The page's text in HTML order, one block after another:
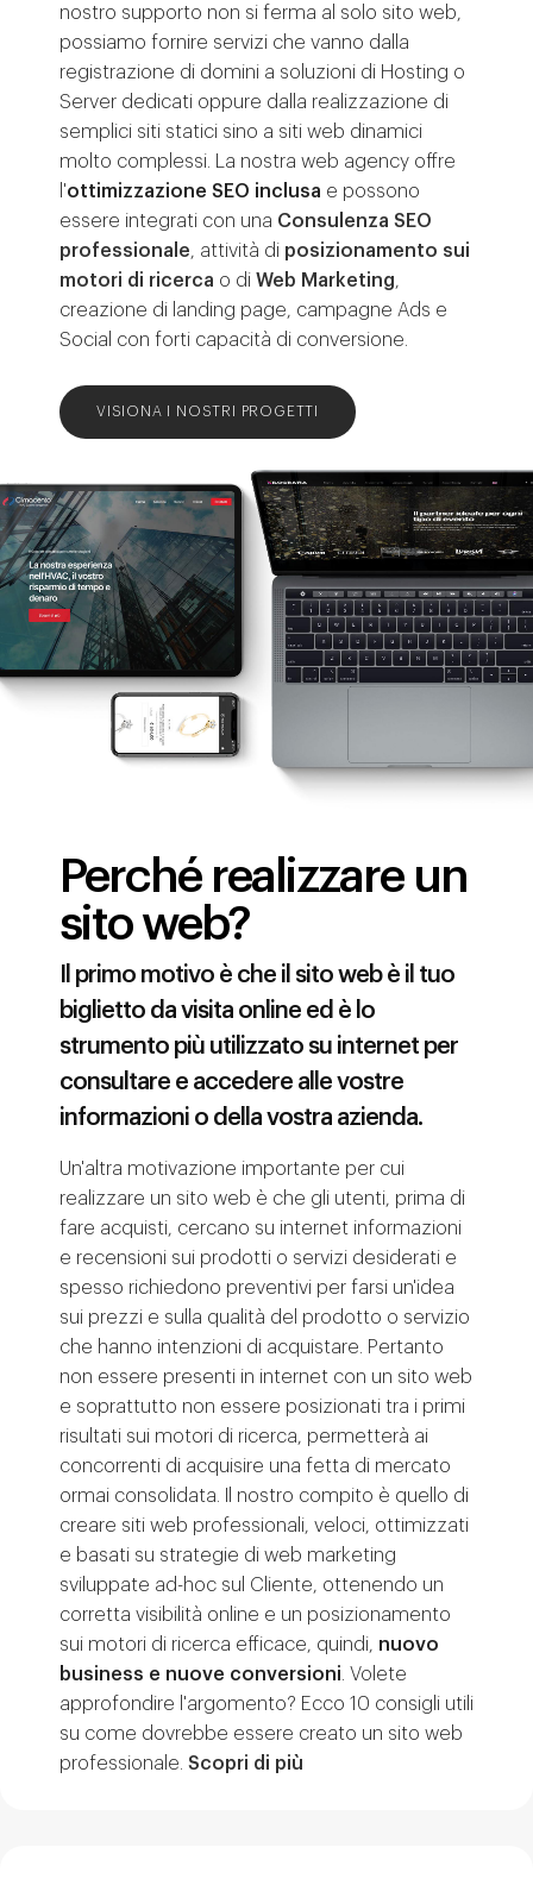
nostro supporto non si ferma al solo sito web,
possiamo fornire servizi che vanno dalla
registrazione di domini a soluzioni di Hosting o
Server dedicati oppure dalla realizzazione di
semplici siti statici sino a siti web dinamici
molto complessi. La nostra web agency offre
l'ottimizzazione SEO inclusa e possono
essere integrati con una Consulenza SEO
professionale, attività di posizionamento sui
motori di ricerca o di Web Marketing,
creazione di landing page, campagne Ads e
Social con forti capacità di conversione.
VISIONA I NOSTRI PROGETTI
Perché realizzare un
sito web?
Il primo motivo è che il sito web è il tuo
biglietto da visita online ed è lo
strumento più utilizzato su internet per
consultare e accedere alle vostre
informazioni o della vostra azienda.
Un'altra motivazione importante per cui
realizzare un sito web è che gli utenti, prima di
fare acquisti, cercano su internet informazioni
e recensioni sui prodotti o servizi desiderati e
spesso richiedono preventivi per farsi un'idea
sui prezzi e sulla qualità del prodotto o servizio
che hanno intenzioni di acquistare. Pertanto
non essere presenti in internet con un sito web
e soprattutto non essere posizionati tra i primi
risultati sui motori di ricerca, permetterà ai
concorrenti di acquisire una fetta di mercato
ormai consolidata. Il nostro compito è quello di
creare siti web professionali, veloci, ottimizzati
e basati su strategie di web marketing
sviluppate ad-hoc sul Cliente, ottenendo un
corretta visibilità online e un posizionamento
sui motori di ricerca efficace, quindi, nuovo
business e nuove conversioni . Volete
approfondire l'argomento? Ecco 10 consigli utili
su come dovrebbe essere creato un sito web
professionale. Scopri di più